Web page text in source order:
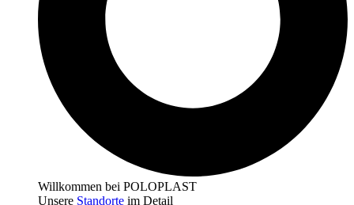
Willkommen bei POLOPLAST
Unsere Standorte im Detail